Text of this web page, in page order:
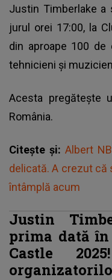
Justin Timberlake a
jurul orei 17:00, la
din aproape 100 de
tehnicieni și
Acesta pregătește
România.
Citește și:Albert
delicată. A crezut că
întâmplă acum
Justin
prima dată
Castle